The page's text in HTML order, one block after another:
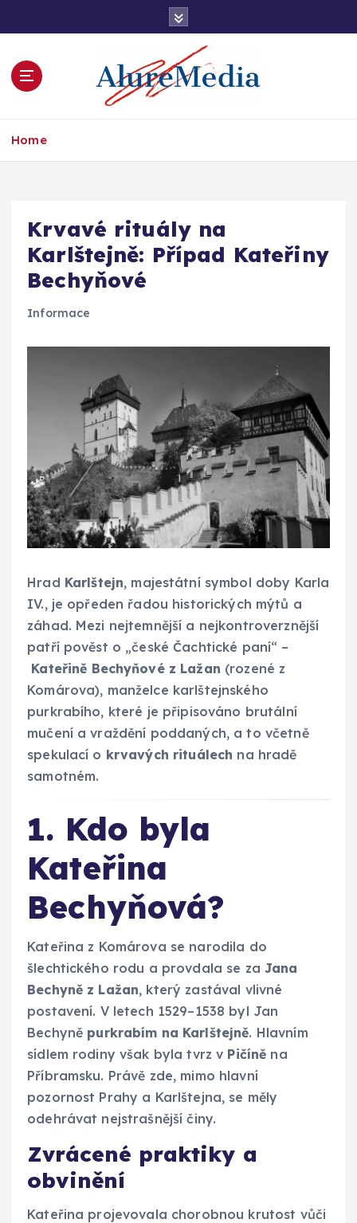
Home
Krvavé rituály na
Karlštejně: Případ Kateřiny
Bechyňové
Informace
Hrad Karlštejn, majestátní symbol doby Karla
IV., je opředen řadou historických mýtů a
záhad. Mezi nejtemnější a nejkontroverznější
patří pověst o „české Čachtické paní“ –
Kateřině Bechyňové z Lažan (rozené z
Komárova), manželce karlštejnského
purkrabího, které je připisováno brutální
mučení a vraždění poddaných, a to včetně
spekulací o krvavých rituálech na hradě
samotném.
1. Kdo byla
Kateřina
Bechyňová?
Kateřina z Komárova se narodila do
šlechtického rodu a provdala se zaJana
Bechyně z Lažan, který zastával vlivné
postavení. V letech 1529–1538 byl Jan
Bechyně purkrabím na Karlštejně. Hlavním
sídlem rodiny však byla tvrz v Pičíně na
Příbramsku. Právě zde, mimo hlavní
pozornost Prahy a Karlštejna, se měly
odehrávat nejstrašnější činy.
Zvrácené praktiky a
obvinění
Kateřina projevovala chorobnou krutost vůči